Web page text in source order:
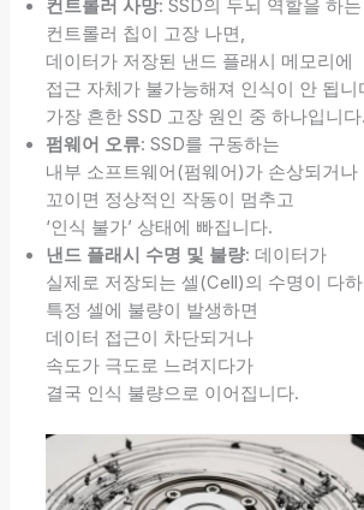
컨트롤러 사망: SSD의 두뇌 역할을 하는
컨트롤러 칩이 고장 나면,
데이터가 저장된 낸드 플래시 메모리에
접근 자체가 불가능해져 인식이 안 됩니
가장 흔한 SSD 고장 원인 중 하나입니다.
펌웨어 오류: SSD를 구동하는
내부 소프트웨어(펌웨어)가 손상되거나
꼬이면 정상적인 작동이 멈추고
‘인식 불가’ 상태에 빠집니다.
낸드 플래시 수명 및 불량: 데이터가
실제로 저장되는 셀(Cell)의 수명이 다
특정 셀에 불량이 발생하면
데이터 접근이 차단되거나
속도가 극도로 느려지다가
결국 인식 불량으로 이어집니다.